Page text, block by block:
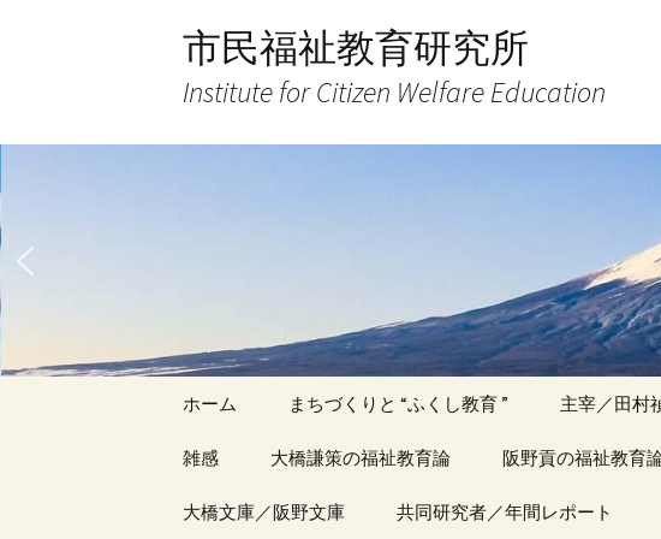
ス
キ
ッ
市民福祉教育研究所
Institute for Citizen Welfare Education
ホーム まちづくりと “ふくし教育 ” 主宰／田村
雑感
アーカイブ（１）
大橋謙策の福祉教育論
アーカイブ（１）
阪野貢の福祉教育
アーカイブ（１）
大橋文庫／阪野文庫 共同研究者／年間レポート